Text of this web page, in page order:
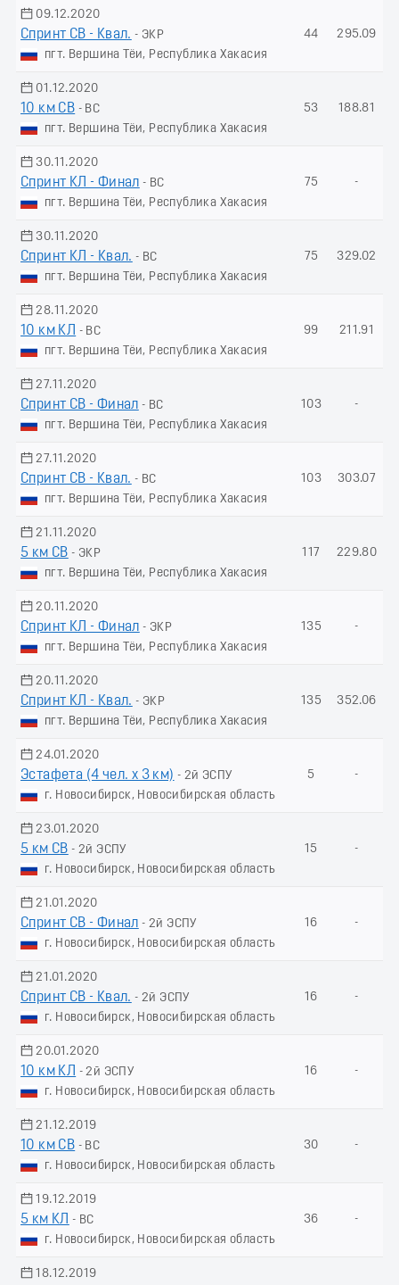
09.12.2020
Спринт СВ - Квал. - ЭКР
пгт. Вершина Тёи, Республика Хакасия
44 295.09
01.12.2020
10 км СВ - ВС
пгт. Вершина Тёи, Республика Хакасия
53 188.81
30.11.2020
Спринт КЛ - Финал - ВС
пгт. Вершина Тёи, Республика Хакасия
75 -
30.11.2020
Спринт КЛ - Квал. - ВС
пгт. Вершина Тёи, Республика Хакасия
75 329.02
28.11.2020
10 км КЛ
- ВС
пгт. Вершина Тёи, Республика Хакасия
99 211.91
27.11.2020
Спринт СВ - Финал - ВС
пгт. Вершина Тёи, Республика Хакасия
103 -
27.11.2020
Спринт СВ - Квал. - ВС
пгт. Вершина Тёи, Республика Хакасия
103 303.07
21.11.2020
5 км СВ - ЭКР
пгт. Вершина Тёи, Республика Хакасия
117 229.80
20.11.2020
Спринт КЛ - Финал - ЭКР
пгт. Вершина Тёи, Республика Хакасия
135 -
20.11.2020
Спринт КЛ - Квал. - ЭКР
пгт. Вершина Тёи, Республика Хакасия
135 352.06
24.01.2020
Эстафета (4 чел. х 3 км) - 2й ЭСПУ
г. Новосибирск, Новосибирская область
5 -
23.01.2020
5 км СВ - 2й ЭСПУ
г. Новосибирск, Новосибирская область
15 -
21.01.2020
Спринт СВ - Финал - 2й ЭСПУ
г. Новосибирск, Новосибирская область
16 -
21.01.2020
Спринт СВ - Квал. - 2й ЭСПУ
г. Новосибирск, Новосибирская область
16 -
20.01.2020
10 км КЛ
- 2й ЭСПУ
г. Новосибирск, Новосибирская область
16 -
21.12.2019
10 км СВ - ВС
г. Новосибирск, Новосибирская область
30 -
19.12.2019
5 км КЛ
- ВС
г. Новосибирск, Новосибирская область
36 -
18.12.2019